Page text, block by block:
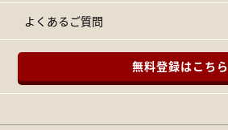
よくあるご質問
無料登録はこちら